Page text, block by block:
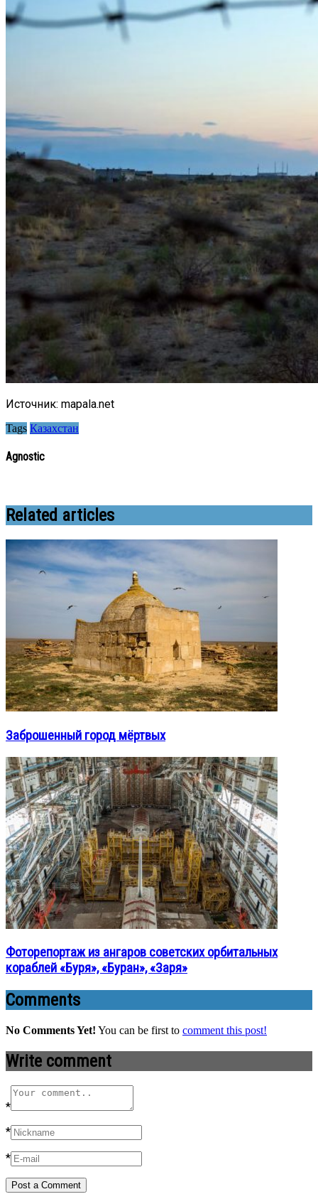
Источник: mapala.net
Tags Казахстан
Agnostic
Related articles
Заброшенный город мёртвых
Фоторепортаж из ангаров советских орбитальных
кораблей «Буря», «Буран», «Заря»
Comments
No Comments Yet! You can be first to comment this post!
Write comment
*
*
*